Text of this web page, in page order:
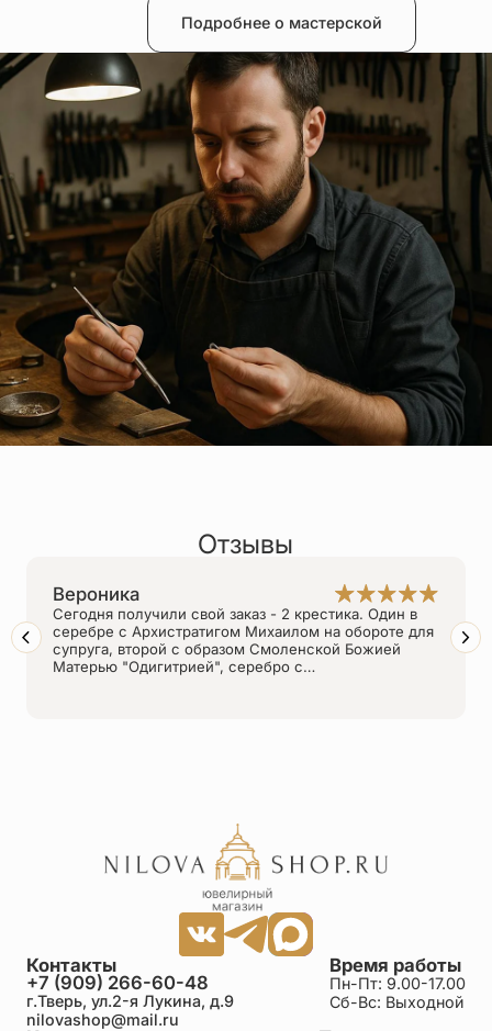
Подробнее о мастерской
Отзывы
Вероника
Сегодня получили свой заказ - 2 крестика. Один в
серебре с Архистратигом Михаилом на обороте для
супруга, второй с образом Смоленской Божией
Матерью "Одигитрией", серебро с…
Время работы
Пн-Пт: 9.00-17.00
Сб-Вс: Выходной
Контакты
+7 (909) 266-60-48
г.Тверь, ул.2-я Лукина, д.9
nilovashop@mail.ru